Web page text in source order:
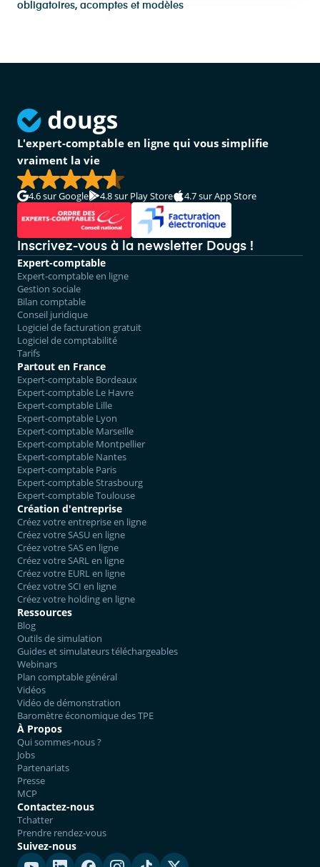
obligatoires, acomptes et modèles
L'expert-comptable en ligne qui vous simplifie
vraiment la vie
4.6sur Google 4.8sur Play Store 4.7sur App Store
Inscrivez-vous à la newsletter Dougs !
Expert-comptable
Expert-comptable en ligne
Gestion sociale
Bilan comptable
Conseil juridique
Logiciel de facturation gratuit
Logiciel de comptabilité
Tarifs
Partout en France
Expert-comptable Bordeaux
Expert-comptable Le Havre
Expert-comptable Lille
Expert-comptable Lyon
Expert-comptable Marseille
Expert-comptable Montpellier
Expert-comptable Nantes
Expert-comptable Paris
Expert-comptable Strasbourg
Expert-comptable Toulouse
Création d'entreprise
Créez votre entreprise en ligne
Créez votre SASU en ligne
Créez votre SAS en ligne
Créez votre SARL en ligne
Créez votre EURL en ligne
Créez votre SCI en ligne
Créez votre holding en ligne
Ressources
Blog
Outils de simulation
Guides et simulateurs téléchargeables
Webinars
Plan comptable général
Vidéos
Vidéo de démonstration
Baromètre économique des TPE
À Propos
Qui sommes-nous ?
Jobs
Partenariats
Presse
MCP
Contactez-nous
Tchatter
Prendre rendez-vous
Suivez-nous